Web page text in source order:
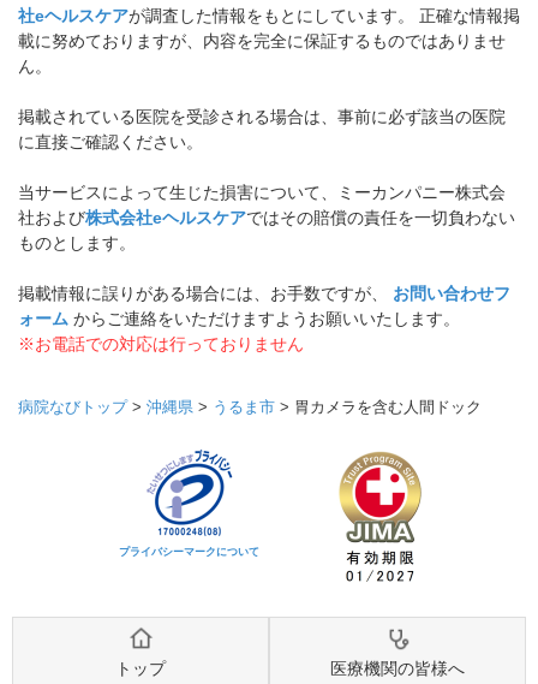
社eヘルスケアが調査した情報をもとにしています。 正確な情報掲
載に努めておりますが、内容を完全に保証するものではありませ
ん。
掲載されている医院を受診される場合は、事前に必ず該当の医院
に直接ご確認ください。
当サービスによって生じた損害について、ミーカンパニー株式会
社および株式会社eヘルスケアではその賠償の責任を一切負わない
ものとします。
掲載情報に誤りがある場合には、お手数ですが、 お問い合わせフ
ォーム からご連絡をいただけますようお願いいたします。
※お電話での対応は行っておりません
病院なびトップ> 沖縄県 > うるま市 > 胃カメラを含む人間ドック
プライバシーマークについて
トップ 医療機関の皆様へ